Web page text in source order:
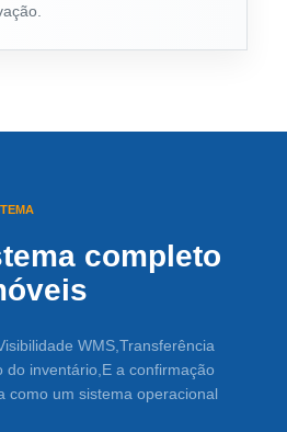
completo
WMS,Transferência
do inventário,E a confirmação
como um sistema operacional